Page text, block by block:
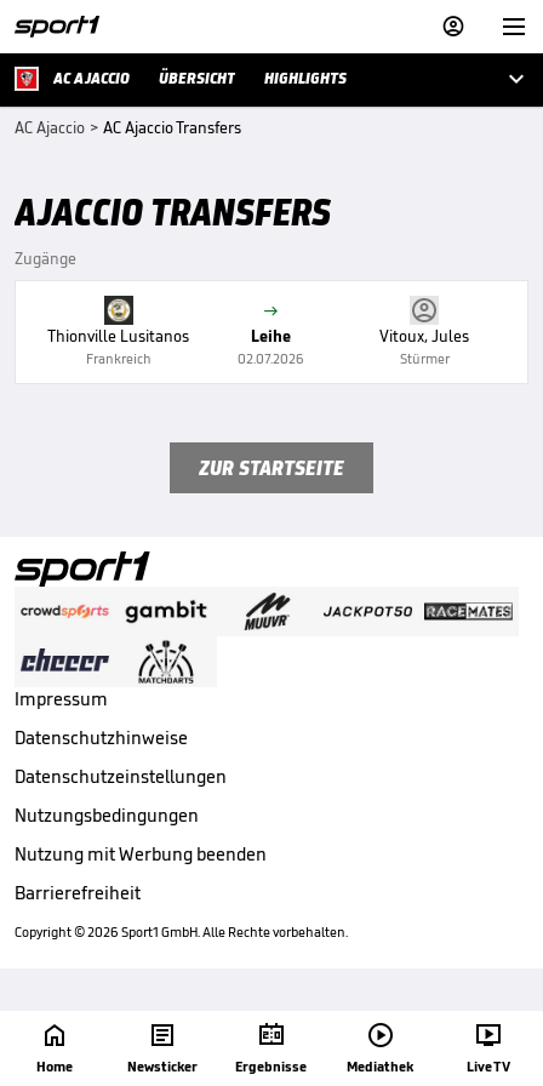


AC AJACCIO ÜBERSICHT HIGHLIGHTS 
AC Ajaccio > AC Ajaccio Transfers
AJACCIO TRANSFERS
Zugänge
Thionville Lusitanos
Frankreich

Leihe
02.07.2026
Vitoux, Jules
Stürmer

Home

Newsticker

Ergebnisse

Mediathek

Live TV
ZUR STARTSEITE
Impressum
Datenschutzhinweise
Datenschutzeinstellungen
Nutzungsbedingungen
Nutzung mit Werbung beenden
Barrierefreiheit
Copyright ©2026 Sport1 GmbH. Alle Rechte vorbehalten.